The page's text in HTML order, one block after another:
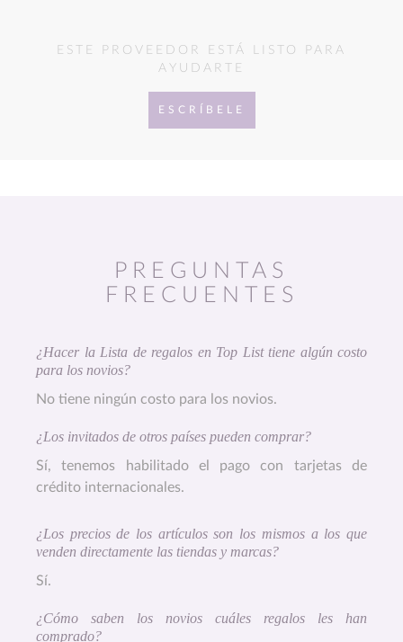
ESTE PROVEEDOR ESTÁ LISTO PARA
AYUDARTE
ESCRÍBELE
PREGUNTAS
FRECUENTES
¿Hacer la Lista de regalos en Top List tiene algún costo
para los novios?
No tiene ningún costo para los novios.
¿Los invitados de otros países pueden comprar?
Sí, tenemos habilitado el pago con tarjetas de
crédito internacionales.
¿Los precios de los artículos son los mismos a los que
venden directamente las tiendas y marcas?
Sí.
¿Cómo saben los novios cuáles regalos les han
comprado?